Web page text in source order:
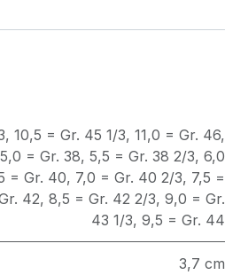
, 10,5 = Gr. 45 1/3, 11,0 = Gr. 46,
5,0 = Gr. 38, 5,5 = Gr. 38 2/3, 6,0
= Gr. 40, 7,0 = Gr. 40 2/3, 7,5 =
42, 8,5 = Gr. 42 2/3, 9,0 = Gr.
43 1/3, 9,5 = Gr. 44
3,7 cm